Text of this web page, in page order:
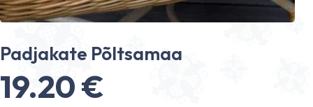
Padjakate Põltsamaa
19.20€